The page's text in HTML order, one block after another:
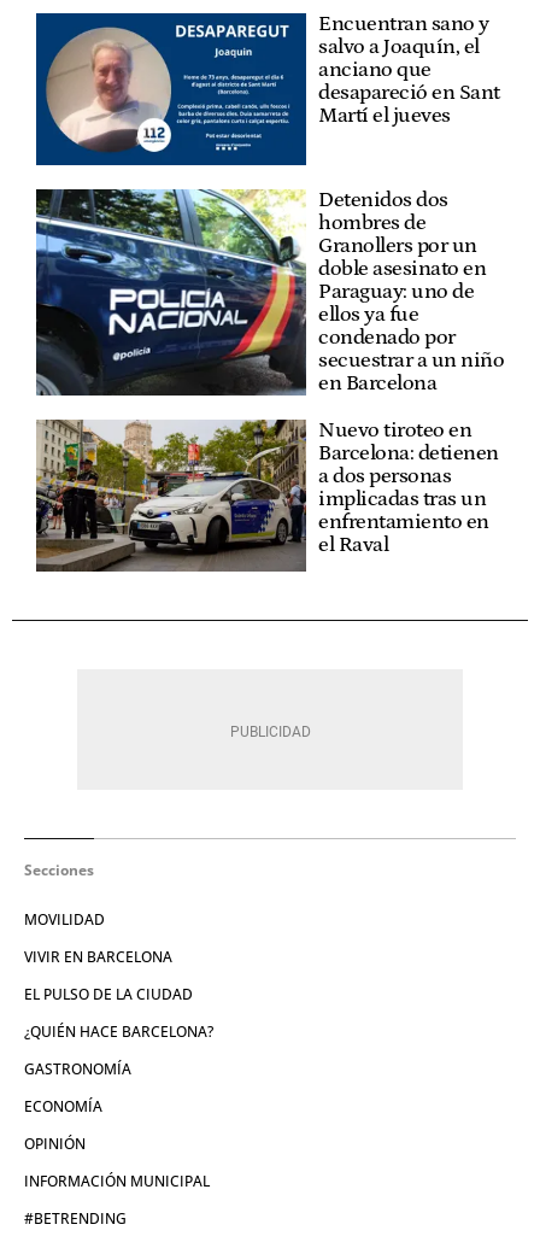
Encuentran sano y
salvo a Joaquín, el
anciano que
desapareció en Sant
Martí el jueves
Detenidos dos
hombres de
Granollers por un
doble asesinato en
Paraguay: uno de
ellos ya fue
condenado por
secuestrar a un niño
en Barcelona
Nuevo tiroteo en
Barcelona: detienen
a dos personas
implicadas tras un
enfrentamiento en
el Raval
Secciones
MOVILIDAD
VIVIR EN BARCELONA
EL PULSO DE LA CIUDAD
¿QUIÉN HACE BARCELONA?
GASTRONOMÍA
ECONOMÍA
OPINIÓN
INFORMACIÓN MUNICIPAL
#BETRENDING